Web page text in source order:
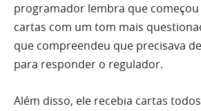
programador lembra que começou
cartas com um tom mais
que compreendeu que precisava
para responder o regulador.
Além disso, ele recebia cartas